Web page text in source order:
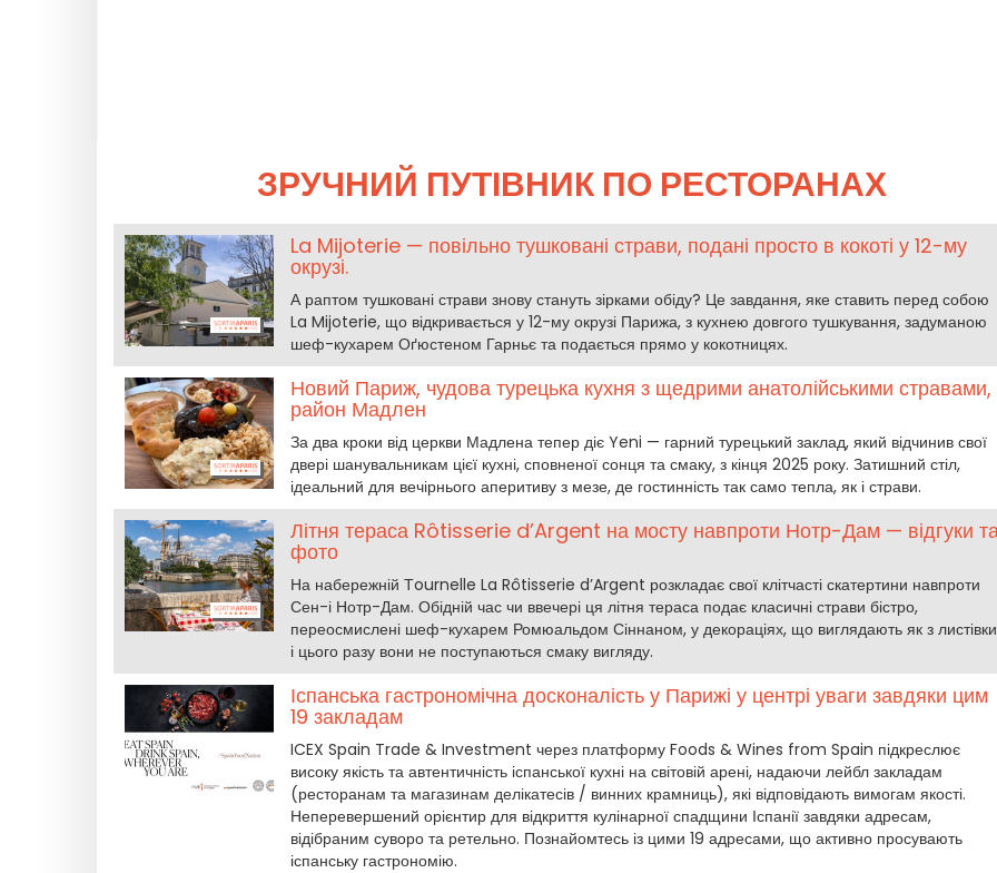
ЗРУЧНИЙ ПУТІВНИК ПО РЕСТОРАНАХ
La Mijoterie — повільно тушковані страви, подані просто в кокоті у 12-му
окрузі.
А раптом тушковані страви знову стануть зірками обіду? Це завдання, яке ставить перед собою
La Mijoterie, що відкривається у 12-му окрузі Парижа, з кухнею довгого тушкування, задуманою
шеф-кухарем Оґюстеном Гарньє та подається прямо у кокотницях.
Новий Париж, чудова турецька кухня з щедрими анатолійськими стравами,
район Мадлен
За два кроки від церкви Мадлена тепер діє Yeni — гарний турецький заклад, який відчинив свої
двері шанувальникам цієї кухні, сповненої сонця та смаку, з кінця 2025 року. Затишний стіл,
ідеальний для вечірнього аперитиву з мезе, де гостинність так само тепла, як і страви.
Літня тераса Rôtisserie d’Argent на мосту навпроти Нотр-Дам — відгуки
фото
На набережній Тournelle La Rôtisserie d’Argent розкладає свої клітчасті скатертини навпроти
Сен-і Нотр-Дам. Обідній час чи ввечері ця літня тераса подає класичні страви бістро,
переосмислені шеф-кухарем Ромюальдом Сіннаном, у декораціях, що виглядають як з
і цього разу вони не поступаються смаку вигляду.
Іспанська гастрономічна досконалість у Парижі у центрі уваги завдяки цим
19 закладам
ICEX Spain Trade & Investment через платформу Foods & Wines from Spain підкреслює
високу якість та автентичність іспанської кухні на світовій арені, надаючи лейбл закладам
(ресторанам та магазинам делікатесів / винних крамниць), які відповідають вимогам якості.
Неперевершений орієнтир для відкриття кулінарної спадщини Іспанії завдяки адресам,
відібраним суворо та ретельно. Познайомтесь із цими 19 адресами, що активно просувають
іспанську гастрономію.